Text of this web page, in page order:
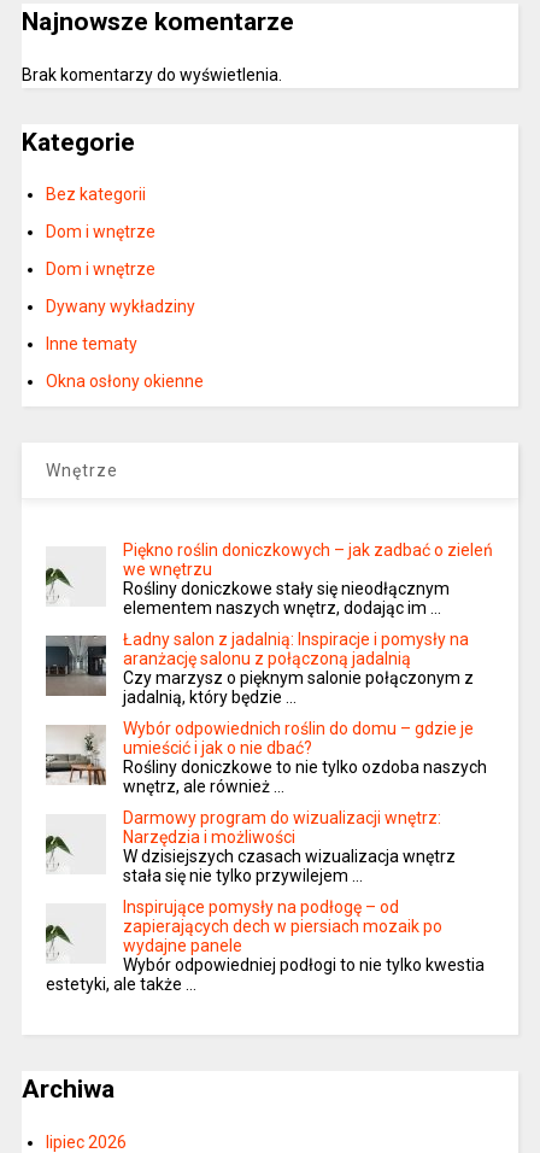
Najnowsze komentarze
Brak komentarzy do wyświetlenia.
Kategorie
Bez kategorii
Dom i wnętrze
Dom i wnętrze
Dywany wykładziny
Inne tematy
Okna osłony okienne
Wnętrze
Piękno roślin doniczkowych – jak zadbać o zieleń
we wnętrzu
Rośliny doniczkowe stały się nieodłącznym
elementem naszych wnętrz, dodając im …
Ładny salon z jadalnią: Inspiracje i pomysły na
aranżację salonu z połączoną jadalnią
Czy marzysz o pięknym salonie połączonym z
jadalnią, który będzie …
Wybór odpowiednich roślin do domu – gdzie je
umieścić i jak o nie dbać?
Rośliny doniczkowe to nie tylko ozdoba naszych
wnętrz, ale również …
Darmowy program do wizualizacji wnętrz:
Narzędzia i możliwości
W dzisiejszych czasach wizualizacja wnętrz
stała się nie tylko przywilejem …
Inspirujące pomysły na podłogę – od
zapierających dech w piersiach mozaik po
wydajne panele
Wybór odpowiedniej podłogi to nie tylko kwestia
estetyki, ale także …
Archiwa
lipiec 2026